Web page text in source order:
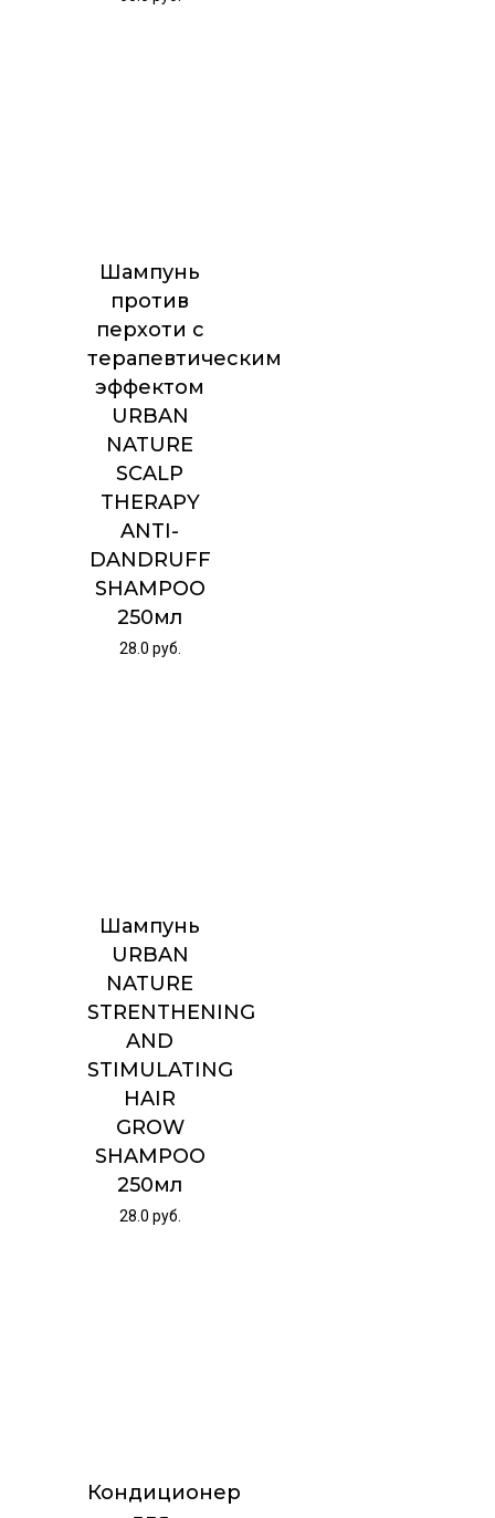
Шампунь
против
перхоти с
терапевтическим
эффектом
URBAN
NATURE
SCALP
THERAPY
ANTI-
DANDRUFF
SHAMPOO
250мл
28.0 руб.
Шампунь
URBAN
NATURE
STRENTHENING
AND
STIMULATING
HAIR
GROW
SHAMPOO
250мл
28.0 руб.
Кондиционер